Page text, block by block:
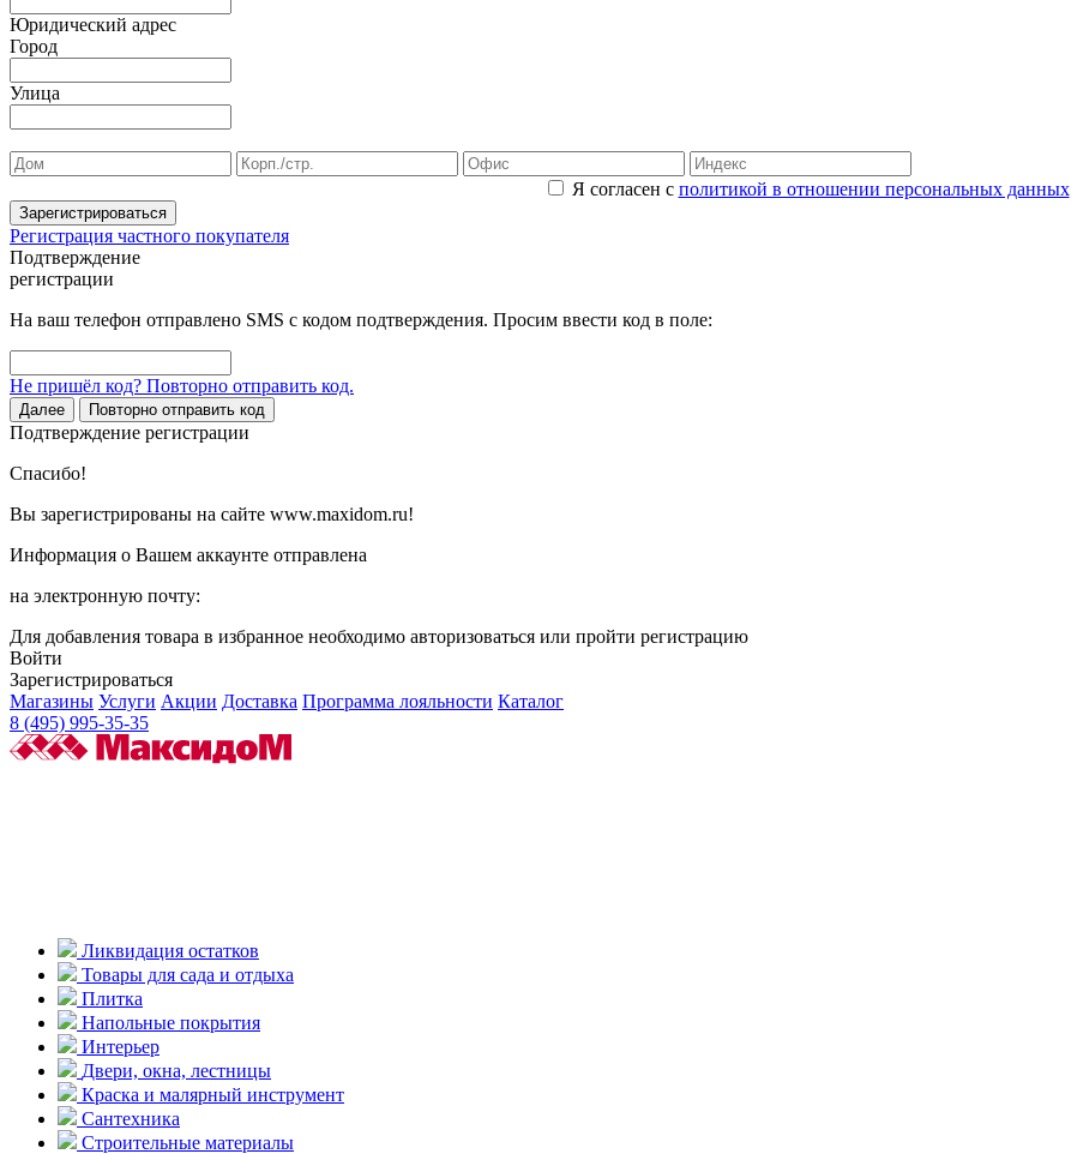
Юридический адрес
Город
Улица
Я согласен с политикой в отношении персональных данных
Зарегистрироваться
Регистрация частного покупателя
Подтверждение
регистрации
На ваш телефон отправлено SMS с кодом подтверждения. Просим ввести код в поле:
Не пришёл код? Повторно отправить код.
Далее Повторно отправить код
Подтверждение регистрации
Спасибо!
Вы зарегистрированы на сайте www.maxidom.ru!
Информация о Вашем аккаунте отправлена
на электронную почту:
Для добавления товара в избранное необходимо авторизоваться или пройти регистрацию
Войти
Зарегистрироваться
Магазины Услуги Акции Доставка Программа лояльности Каталог
8 (495) 995-35-35
Ликвидация остатков
Товары для сада и отдыха
Плитка
Напольные покрытия
Интерьер
Двери, окна, лестницы
Краска и малярный инструмент
Сантехника
Строительные материалы